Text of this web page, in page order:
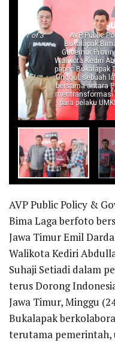
1of 3
AVP Public
Bukalapak
Gubernur
Walikota Kediri
paper: Bukalapak
Unggul; sebuah
bersama antara
mentransformasi
para pelaku
AVP Public Policy &
Bima Laga berfoto
Jawa Timur Emil
Walikota Kediri
Suhaji Setiadi dalam
terus Dorong
Jawa Timur, Minggu
Bukalapak
terutama pemerintah,